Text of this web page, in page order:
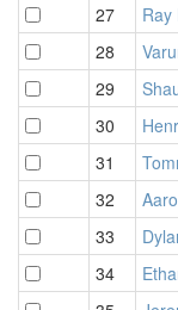
27
Ray
28
29
30
31
32
33
34